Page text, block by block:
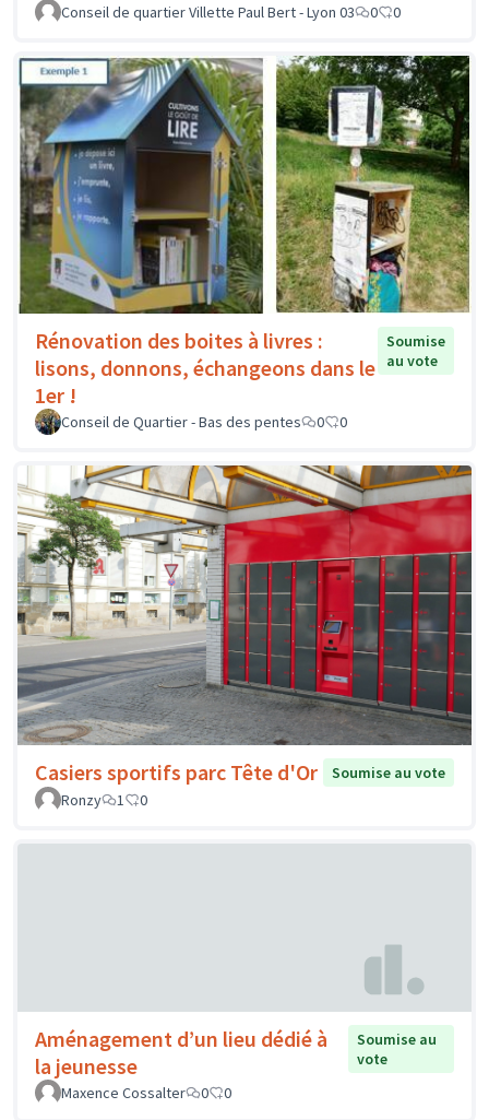
Conseil de quartier Villette Paul Bert - Lyon 03
0 0
Rénovation des boites à livres :
lisons, donnons, échangeons dans le
1er !
Soumise
au vote
Conseil de Quartier - Bas des pentes 0 0
Casiers sportifs parc Tête d'Or
Soumise au vote
Ronzy
1 0
Aménagement d’un lieu dédié à
la jeunesse
Soumise au
vote
Maxence Cossalter
0 0